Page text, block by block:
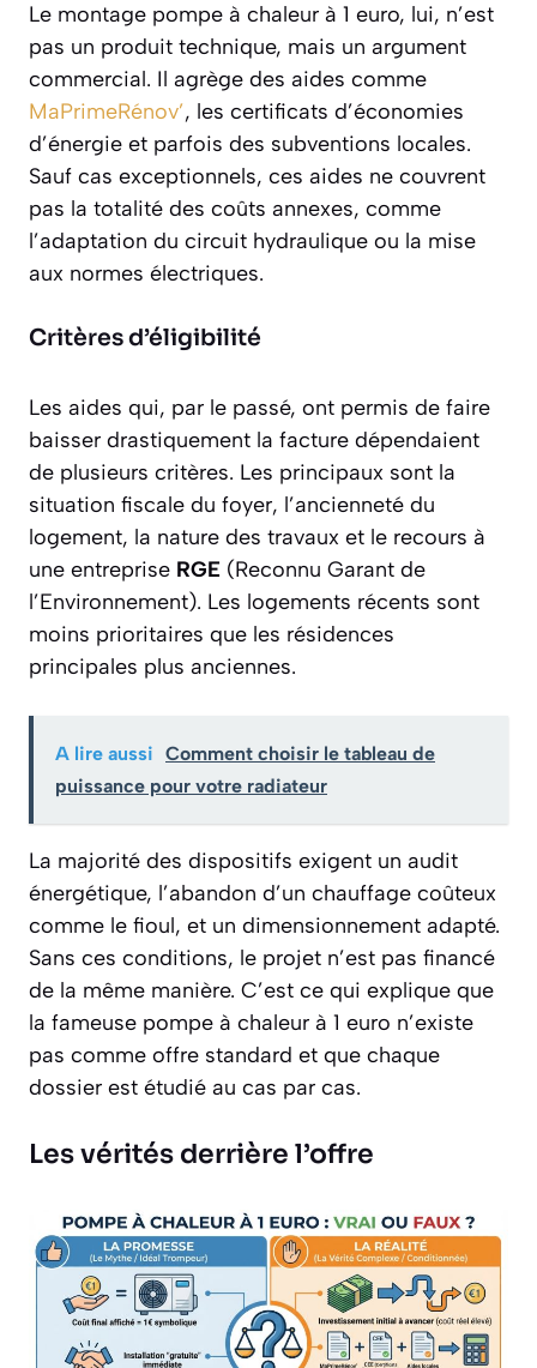
Le montage pompe à chaleur à 1 euro, lui, n’est
pas un produit technique, mais un argument
commercial. Il agrège des aides comme
MaPrimeRénov’, les certificats d’économies
d’énergie et parfois des subventions locales.
Sauf cas exceptionnels, ces aides ne couvrent
pas la totalité des coûts annexes, comme
l’adaptation du circuit hydraulique ou la mise
aux normes électriques.
Critères d’éligibilité
Les aides qui, par le passé, ont permis de faire
baisser drastiquement la facture dépendaient
de plusieurs critères. Les principaux sont la
situation fiscale du foyer, l’ancienneté du
logement, la nature des travaux et le recours à
une entreprise RGE (Reconnu Garant de
l’Environnement). Les logements récents sont
moins prioritaires que les résidences
principales plus anciennes.
A lire aussi Comment choisir le tableau de
puissance pour votre radiateur
La majorité des dispositifs exigent un audit
énergétique, l’abandon d’un chauffage coûteux
comme le fioul, et un dimensionnement adapté.
Sans ces conditions, le projet n’est pas financé
de la même manière. C’est ce qui explique que
la fameuse pompe à chaleur à 1 euro n’existe
pas comme offre standard et que chaque
dossier est étudié au cas par cas.
Les vérités derrière l’offre